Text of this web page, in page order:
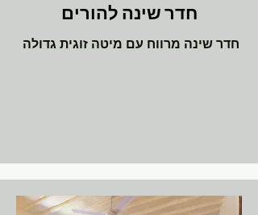
חדר שינה להורים
חדר שינה מרווח עם מיטה זוגית גדולה